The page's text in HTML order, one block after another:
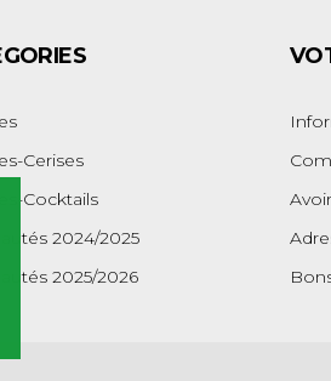
Cerises
Cocktails
2024/2025
2025/2026